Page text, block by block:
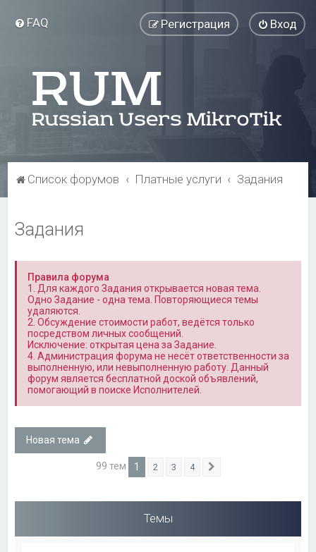
FAQ Вход
Регистрация
Список форумов Платные услуги Задания
Задания
Правила форума
1. Для каждого Задания открывается новая тема.
Одно Задание - одна тема. Повторяющиеся темы
удаляются.
2. Обсуждение стоимости работ, ведётся только
посредством личных сообщений.
Исключение: открытая цена за Задание.
4. Администрация форума не несёт ответственности за
выполненную, или невыполненную работу. Данный
форум является бесплатной доской объявлений,
помогающий в поиске Исполнителей.
Новая тема
99 тем 1 2 3 4
Темы